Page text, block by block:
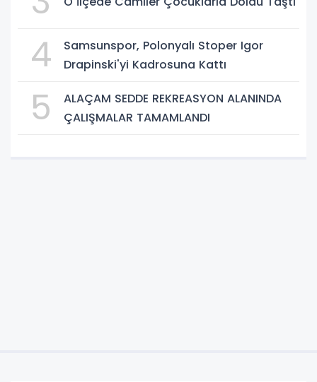
4
Samsunspor, Polonyalı Stoper Igor
Drapinski'yi Kadrosuna Kattı
5
ALAÇAM SEDDE REKREASYON ALANINDA
ÇALIŞMALAR TAMAMLANDI